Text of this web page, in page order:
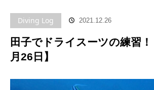
Diving Log 2021.12.26
田子でドライスーツの練習
月26日】